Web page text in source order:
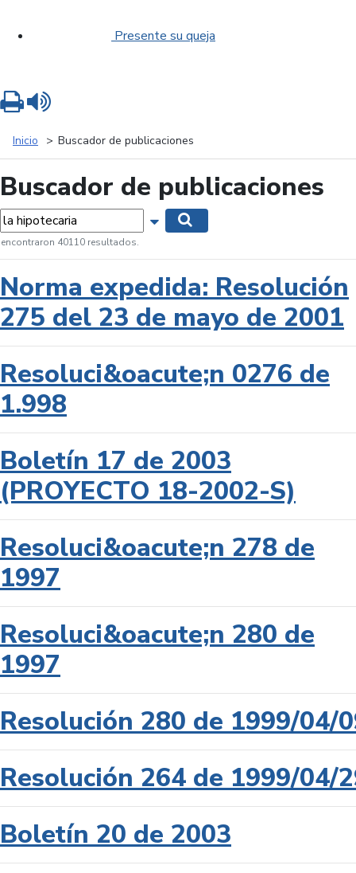
Presente su queja
Inicio Buscador de publicaciones
Buscador de publicaciones
Mostrar opciones de búsqueda
encontraron 40110 resultados.
Norma expedida: Resolución
275 del 23 de mayo de 2001
Resoluci&oacute;n 0276 de
1.998
Boletín 17 de 2003
(PROYECTO 18-2002-S)
Resoluci&oacute;n 278 de
1997
Resoluci&oacute;n 280 de
1997
Resolución 280 de 1999/04/
Resolución 264 de 1999/04/
Boletín 20 de 2003
Imprimir